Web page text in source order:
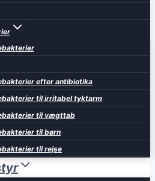
efter antibiotika
til irritabel tyktarm
til vægttab
til børn
til rejse